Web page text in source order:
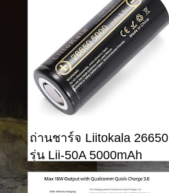
ถ่านชาร์จ Liitokala 26650
รุ่น Lii-50A 5000mAh
26650